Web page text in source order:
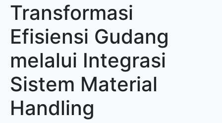
Transformasi
Efisiensi Gudang
melalui Integrasi
Sistem Material
Handling